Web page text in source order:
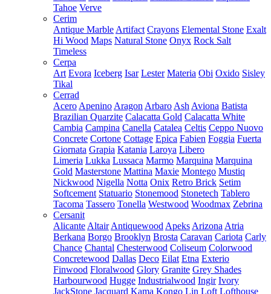
Tahoe Verve
Cerim
Antique Marble Artifact Crayons Elemental Stone Exalt
Hi Wood Maps Natural Stone Onyx Rock Salt
Timeless
Cerpa
Art Evora Iceberg Isar Lester Materia Obi Oxido Sisley
Tikal
Cerrad
Acero Apenino Aragon Arbaro Ash Aviona Batista
Brazilian Quarzite Calacatta Gold Calacatta White
Cambia Campina Canella Catalea Celtis Ceppo Nuovo
Concrete Cortone Cottage Epica Fabien Foggia Fuerta
Giornata Grapia Katania Laroya Libero
Limeria Lukka Lussaca Marmo Marquina Marquina
Gold Masterstone Mattina Maxie Montego Mustiq
Nickwood Nigella Notta Onix Retro Brick Setim
Softcement Statuario Stonemood Stonetech Tablero
Tacoma Tassero Tonella Westwood Woodmax Zebrina
Cersanit
Alicante Altair Antiquewood Apeks Arizona Atria
Berkana Borgo Brooklyn Brosta Caravan Cariota Carly
Chance Chantal Chesterwood Coliseum Colorwood
Concretewood Dallas Deco Eilat Etna Exterio
Finwood Floralwood Glory Granite Grey Shades
Harbourwood Hugge Industrialwood Ingir Ivory
JackStone Jacquard Kama Kongo Lin Loft Lofthouse